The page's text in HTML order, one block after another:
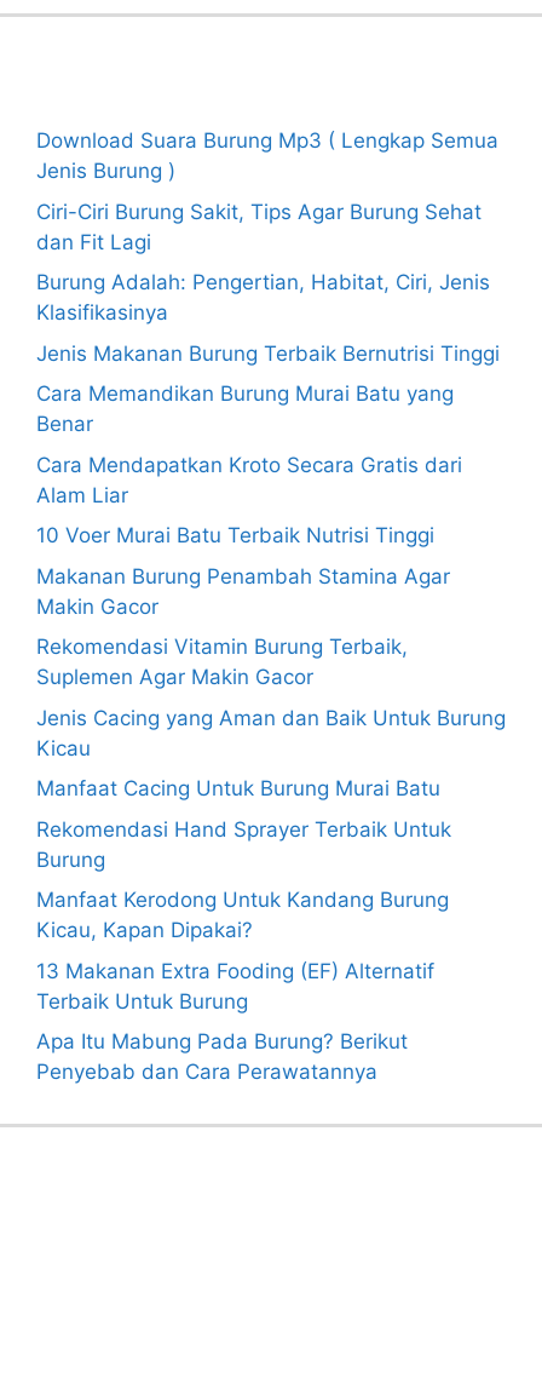
Download Suara Burung Mp3 ( Lengkap Semua
Jenis Burung )
Ciri-Ciri Burung Sakit, Tips Agar Burung Sehat
dan Fit Lagi
Burung Adalah: Pengertian, Habitat, Ciri, Jenis
Klasifikasinya
Jenis Makanan Burung Terbaik Bernutrisi Tinggi
Cara Memandikan Burung Murai Batu yang
Benar
Cara Mendapatkan Kroto Secara Gratis dari
Alam Liar
10 Voer Murai Batu Terbaik Nutrisi Tinggi
Makanan Burung Penambah Stamina Agar
Makin Gacor
Rekomendasi Vitamin Burung Terbaik,
Suplemen Agar Makin Gacor
Jenis Cacing yang Aman dan Baik Untuk Burung
Kicau
Manfaat Cacing Untuk Burung Murai Batu
Rekomendasi Hand Sprayer Terbaik Untuk
Burung
Manfaat Kerodong Untuk Kandang Burung
Kicau, Kapan Dipakai?
13 Makanan Extra Fooding (EF) Alternatif
Terbaik Untuk Burung
Apa Itu Mabung Pada Burung? Berikut
Penyebab dan Cara Perawatannya